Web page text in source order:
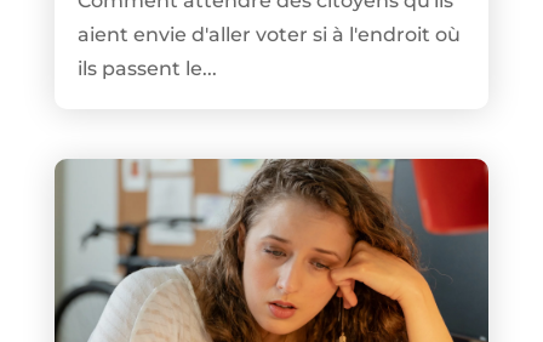
aient envie d'aller voter si à l'endroit où
ils passent le...